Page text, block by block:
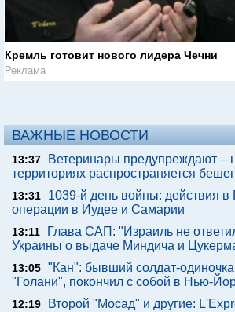
Кремль готовит нового лидера Чечни
Реклама
ВАЖНЫЕ НОВОСТИ
13:37
Ветеринары предупреждают –
территориях распространяется
13:31
1039-й день войны: действия в
операции в Иудее и Самарии
13:11
Глава САП: "Израиль не
Украины о выдаче Миндича и
13:05 "Кан": бывший солдат-
"Голани", покончил с собой в Нью-
12:19
Второй "Мосад" и другие: